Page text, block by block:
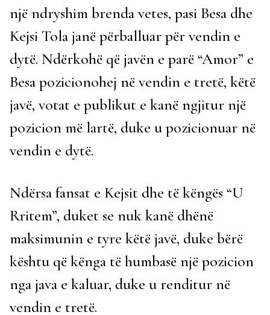
një ndryshim brenda vetes, pasi Besa dhe
Kejsi Tola janë përballuar për vendin e
dytë. Ndërkohë që javën e parë “Amor” e
Besa pozicionohej në vendin e tretë, këtë
javë, votat e publikut e kanë ngjitur një
pozicion më lartë, duke u pozicionuar në
vendin e dytë.
Ndërsa fansat e Kejsit dhe të këngës “U
Rritem”, duket se nuk kanë dhënë
maksimunin e tyre këtë javë, duke bërë
kështu që kënga të humbasë një pozicion
nga java e kaluar, duke u renditur në
vendin e tretë.